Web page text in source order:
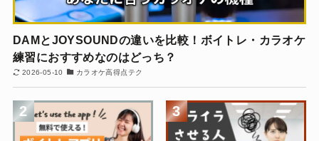
DAMとJOYSOUNDの違いを比較！ボイトレ・カラオケ
練習におすすめなのはどっち？
2026-05-10 カラオケ高得点テク
2 3